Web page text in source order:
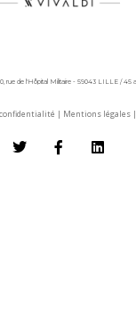
rue de l'Hôpital Militaire - 59043 LILLE / 45
| Mentions légales |